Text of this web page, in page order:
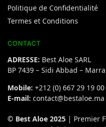
Politique de Confidentialité
Termes et Conditions
CONTACT
ADRESSE: Best Aloe SARL
BP 7439 – Sidi Abbad –
Mobile: +212 (0) 667 29 19 00
E-mail: contact@bestaloe.ma
© Best Aloe 2025 | Premier